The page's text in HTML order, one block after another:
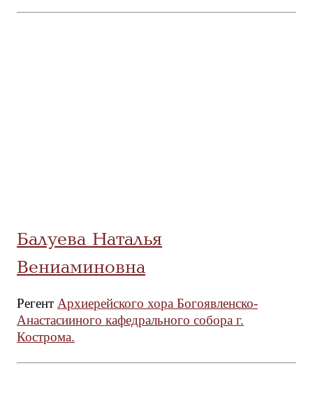
Балуева Наталья
Вениаминовна
Регент Архиерейского хора Богоявленско-
Анастасииного кафедрального собора г.
Кострома.